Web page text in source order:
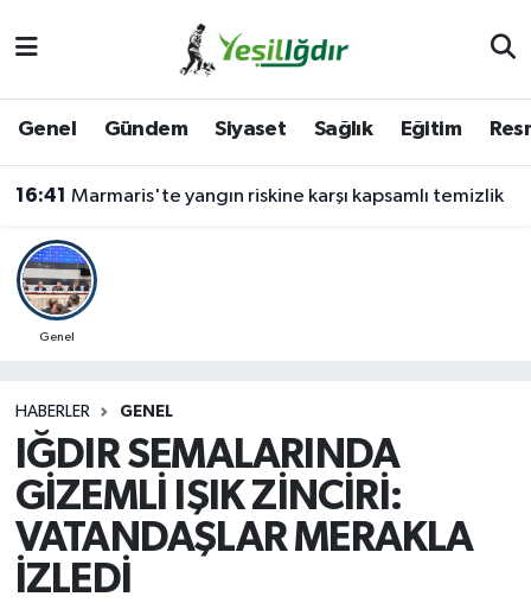
Genel Gündem Siyaset Sağlık Eğitim
16:41 Marmaris'te yangın riskine karşı kapsamlı temizlik
Genel
HABERLER GENEL
IĞDIR SEMALARINDA
GİZEMLİ IŞIK ZİNCİRİ:
VATANDAŞLAR MERAKLA
İZLEDİ
İğdir Namaz Vakitleri
Iğdır Trafik Yoğunluk Haritası
Süper Lig Puan Durumu ve Fikstür
Son Dakika Haberleri
Haber Arşivi